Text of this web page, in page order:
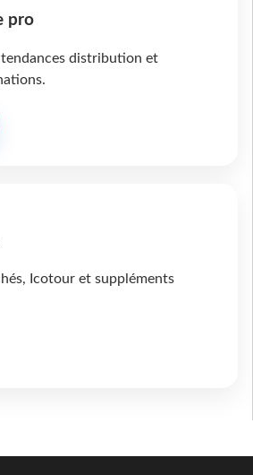
pro
tendances distribution et
Icotour et suppléments